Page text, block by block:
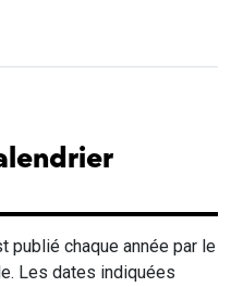
publié chaque année par le
Les dates indiquées